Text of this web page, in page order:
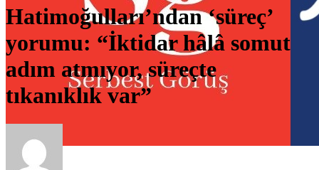
Hatimoğulları’ndan ‘süreç’
yorumu: “İktidar hâlâ somut
adım atmıyor, süreçte
tıkanıklık var”